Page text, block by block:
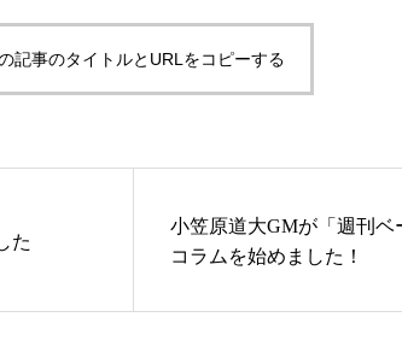
記事のタイトルとURLをコピーする
た
小笠原道大GMが「週刊ベ
コラムを始めました！